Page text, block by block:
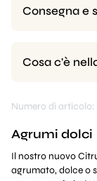
Consegna e
Cosa c'è
Numero di articolo:
Agrumi dolci
Il nostro nuovo
agrumato, dolce o